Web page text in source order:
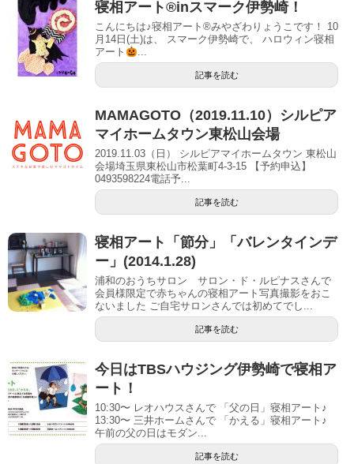
寝相アート®︎inスマーク伊勢崎！
こんにちは♪寝相アート®︎みやざわりょうこです！ 10
月14日(土)は、 スマーク伊勢崎で、 ハロウィン寝相
アート
...
記事を読む
MAMAGOTO（2019.11.10）シルピア
マイホームタウン東松山会場
2019.11.03（日） シルピアマイホームタウン 東松山
会場埼玉県東松山市松葉町4-3-15 【予約申込】
0493598224電話予...
記事を読む
寝相アート「節分」「バレンタインデ
ー」(2014.1.28)
浦和のおうちサロン サロン・ド・ルピナスさんで
会員様限定で赤ちゃんの寝相アート写真撮影をおこ
ないました ご自宅サロンさんでは初めてでし...
記事を読む
今日はTBSハウジング伊勢崎で寝相ア
ート！
10:30〜 レオハウスさんで 「父の日」寝相アート♪
13:30〜 三井ホームさんで 「かえる」寝相アート♪
午前の父の日はモダン...
記事を読む